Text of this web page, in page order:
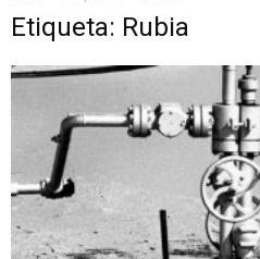
Etiqueta: Rubia